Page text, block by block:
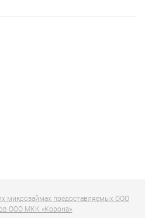
микрозаймах предоставляемых ООО
ООО МКК «Корона».